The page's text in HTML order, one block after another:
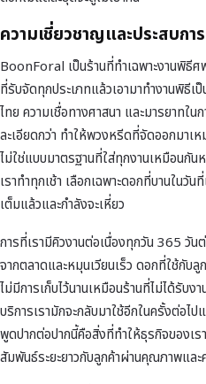
ความเชี่ยวชาญและประสบก
BoonForal เป็นร้านที่ทำเฉพาะงานพิธี
ที่รับจัดทุกประเภทแล้วเอามาทำงานพิธีเ
ไทย ความเชื่อทางศาสนา และมารยาทใ
ละเอียดกว่า ทำให้พวงหรีดที่จัดออกมาเ
ไม่ใช่แบบมาตรฐานที่ใส่ทุกงานเหมือนกั
เราทำทุกเช้า เลือกเฉพาะดอกที่บานในวั
เต็มแล้วและกำลังจะเหี่ยว
การที่เรามีคิวงานต่อเนื่องทุกวัน 365 วัน
จากตลาดและหมุนเวียนเร็ว ดอกที่ใช้กับ
ไม่มีการเก็บไว้นานเหมือนร้านที่ไม่ได้รับ
บริการเรามักจะกลับมาใช้อีกในครั้งต่อไ
พูดปากต่อปากนี้คือสิ่งที่ทำให้ธุรกิจของเร
สัมพันธ์ระยะยาวกับลูกค้าผ่านคุณภาพและ